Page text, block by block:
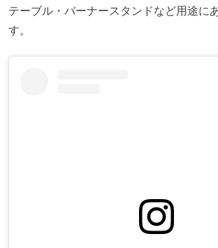
テーブル・バーナースタンドなど用途に
す。